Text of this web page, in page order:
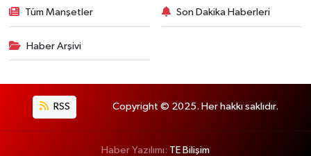
Tüm Manşetler Son Dakika Haberleri
Haber Arşivi
RSS Copyright © 2025. Her hakkı saklıdır.
Haber Yazılımı: TE Bilişim